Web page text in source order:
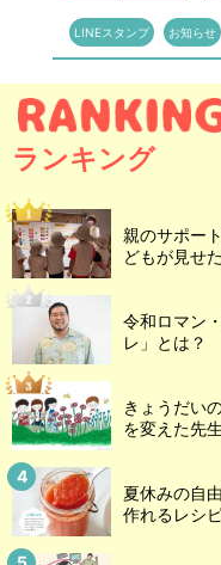
LINEスタンプ お知らせ
ランキング
親のサポー
どもが見せ
令和ロマン
レ」とは？
きょうだい
を変えた先
夏休みの自
作れるレシ